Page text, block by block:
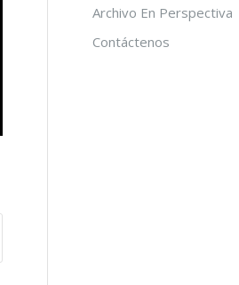
Archivo En Perspectiva
Contáctenos